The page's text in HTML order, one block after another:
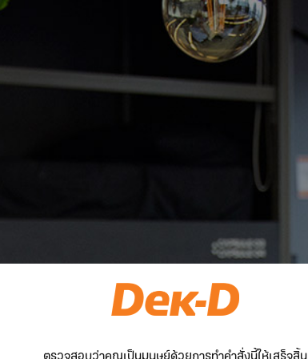
ตรวจสอบว่าคุณเป็นมนุษย์ด้วยการทำคำสั่งนี้ให้เสร็จสิ้น